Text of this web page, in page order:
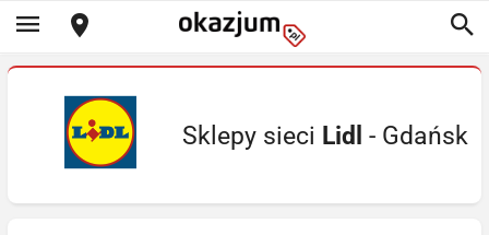
Sklepy sieci Lidl - Gdańsk